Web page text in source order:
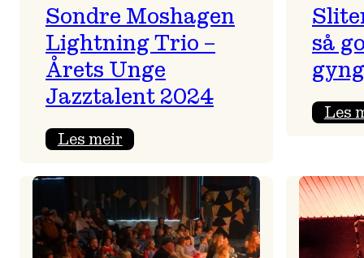
Sondre Moshagen
Lightning Trio –
Årets Unge
Jazztalent 2024
Les meir:
Moshagen
Lightning
Trio
–
så
Les